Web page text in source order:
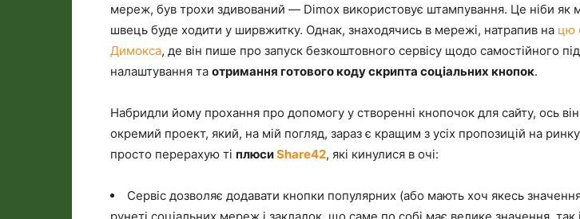
мереж, був трохи здивований — Dimox використовує штампування. Це ніби як
швець буде ходити у ширвжитку. Однак, знаходячись в мережі, натрапив на цю
Димокса, де він пише про запуск безкоштовного сервісу щодо самостійного
налаштування та отримання готового коду скрипта соціальних кнопок.
Набридли йому прохання про допомогу у створенні кнопочок для сайту, ось він
окремий проект, який, на мій погляд, зараз є кращим з усіх пропозицій на
просто перерахую ті плюсиShare42, які кинулися в очі:
Сервіс дозволяє додавати кнопки популярних (або мають хоч якесь